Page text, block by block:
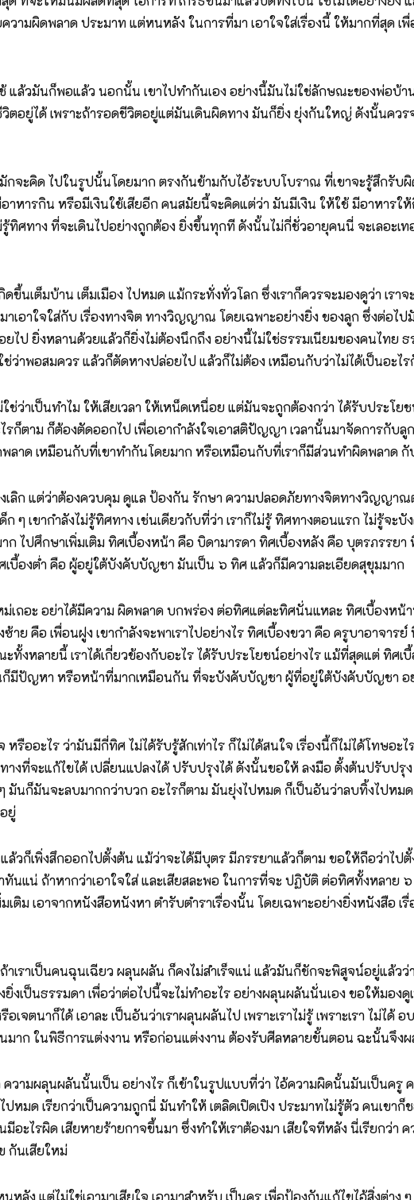
ามผิดพลาด ประมาท แต่หนหลัง ในการที่มา เอาใจใส่เรื่องนี้ ให้มากที่สุด เ
ช้ แล้วมันก็พอแล้ว นอกนั้น เขาไปทำกันเอง อย่างนี้มันไม่ใช่ลักษณะของพ่อบ้
ตอยู่ได้ เพราะถ้ารอดชีวิตอยู่แต่มันเดินผิดทาง มันก็ยิ่ง ยุ่งกันใหญ่ ดังนั้นคว
จะคิด ไปในรูปนั้นโดยมาก ตรงกันข้ามกับไอ้ระบบโบราณ ที่เขาจะรู้สึกรับ
ารกิน หรือมีเงินใช้เสียอีก คนสมัยนี้จะคิดแต่ว่า มันมีเงิน ให้ใช้ มีอาหารใ
ทิศทาง ที่จะเดินไปอย่างถูกต้อง ยิ่งขึ้นทุกที ดังนั้นไม่กี่ชั่วอายุคนนี่ จะเลอะเ
นเต็มบ้าน เต็มเมือง ไปหมด แม้กระทั่งทั่วโลก ซึ่งเราก็ควรจะมองดูว่า เราจ
าเอาใจใส่กับ เรื่องทางจิต ทางวิญญาณ โดยเฉพาะอย่างยิ่ง ของลูก ซึ่งต่อ
ไป ยิ่งหลานด้วยแล้วก็ยิ่งไม่ต้องนึกถึง อย่างนี้ไม่ใช่ธรรมเนียมของคนไทย
ว่าพอสมควร แล้วก็ตัดหางปล่อยไป แล้วก็ไม่ต้อง เหมือนกับว่าไม่ได้เป็นอะไ
ช่ว่าเป็นทำไม ให้เสียเวลา ให้เหน็ดเหนื่อย แต่มันจะถูกต้องกว่า ได้รับประโ
รก็ตาม ก็ต้องตัดออกไป เพื่อเอากำลังใจเอาสติปัญญา เวลานั้นมาจัดการกับ
าด เหมือนกับที่เขาทำกันโดยมาก หรือเหมือนกับที่เราก็มีส่วนทำผิดพลาด กั
เลิก แต่ว่าต้องควบคุม ดูแล ป้องกัน รักษา ความปลอดภัยทางจิตทางวิญญา
ๆ เขากำลังไม่รู้ทิศทาง เช่นเดียวกับที่ว่า เราก็ไม่รู้ ทิศทางตอนแรก ไม่รู้จะบั
ปศึกษาเพิ่มเติม ทิศเบื้องหน้า คือ บิดามารดา ทิศเบื้องหลัง คือ บุตรภรรยา
บื้องต่ำ คือ ผู้อยู่ใต้บังคับบัญชา มันเป็น ๖ ทิศ แล้วก็มีความละเอียดสุขุมมาก
ถอะ อย่าได้มีความ ผิดพลาด บกพร่อง ต่อทิศแต่ละทิศนั่นแหละ ทิศเบื้องหน้า
ย คือ เพื่อนฝูง เขากำลังจะพาเราไปอย่างไร ทิศเบื้องขวา คือ ครูบาอาจาร
งหลายนี้ เราได้เกี่ยวข้องกับอะไร ได้รับประโยชน์อย่างไร แม้ที่สุดแต่ ทิศ
นก็มีปัญหา หรือหน้าที่มากเหมือนกัน ที่จะบังคับบัญชา ผู้ที่อยู่ใต้บังคับบัญชา อ
ออะไร ว่ามันมีกี่ทิศ ไม่ได้รับรู้สักเท่าไร ก็ไม่ได้สนใจ เรื่องนี้ก็ไม่ได้โทษอะ
างที่จะแก้ไขได้ เปลี่ยนแปลงได้ ปรับปรุงได้ ดังนั้นขอให้ ลงมือ ตั้งต้นปรับป
มันก็มันจะลบมากกว่าบวก อะไรก็ตาม มันยุ่งไปหมด ก็เป็นอันว่าลบทิ้งไปห
ยู่
ล้วก็เพิ่งสึกออกไปตั้งต้น แม้ว่าจะได้มีบุตร มีภรรยาแล้วก็ตาม ขอให้ถือว่าไ
นแน่ ถ้าหากว่าเอาใจใส่ และเสียสละพอ ในการที่จะ ปฏิบัติ ต่อทิศทั้งหลาย
ม เอาจากหนังสือหนังหา ตำรับตำราเรื่องนั้น โดยเฉพาะอย่างยิ่งหนังสือ เ
าเป็นคนฉุนเฉียว ผลุนผลัน ก็คงไม่สำเร็จแน่ แล้วมันก็ชักจะพิสูจน์อยู่แล้วว่
งเป็นธรรมดา เพื่อว่าต่อไปนี้จะไม่ทำอะไร อย่างผลุนผลันนั่นเอง ขอให้มอ
ตนาก็ได้ เอาละ เป็นอันว่าเราผลุนผลันไป เพราะเราไม่รู้ เพราะเรา ไม่ได้ อ
มาก ในพิธีการแต่งงาน หรือก่อนแต่งงาน ต้องรับศีลหลายขั้นตอน ฉะนั้นจึง
วามผลุนผลันนั้นเป็น อย่างไร ก็เข้าในรูปแบบที่ว่า ไอ้ความผิดนั้นมันเป็นครู
หมด เรียกว่าเป็นความถูกนี่ มันทำให้ เตลิดเปิดเปิง ประมาทไม่รู้ตัว คนเขา
ะไรผิด เสียหายร้ายกาจขึ้นมา ซึ่งทำให้เราต้องมา เสียใจทีหลัง นี่เรียกว่า
กันเสียใหม่
ลัง แต่ไม่ใช่เอามาเสียใจ เอามาสำหรับ เป็นครู เพื่อป้องกันแก้ไขไอ้สิ่งต่าง